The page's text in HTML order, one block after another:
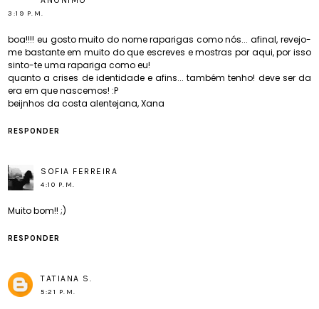
3:19 P.M.
boa!!!! eu gosto muito do nome raparigas como nós... afinal, revejo-
me bastante em muito do que escreves e mostras por aqui, por isso
sinto-te uma rapariga como eu!
quanto a crises de identidade e afins... também tenho! deve ser da
era em que nascemos! :P
beijnhos da costa alentejana, Xana
RESPONDER
SOFIA FERREIRA
4:10 P.M.
Muito bom!! ;)
RESPONDER
TATIANA S.
5:21 P.M.